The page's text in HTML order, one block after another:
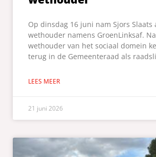
Op dinsdag 16 juni nam Sjors Slaats
wethouder namens GroenLinksaf.
wethouder van het sociaal domein
terug in de Gemeenteraad als
LEES MEER
21 juni 2026